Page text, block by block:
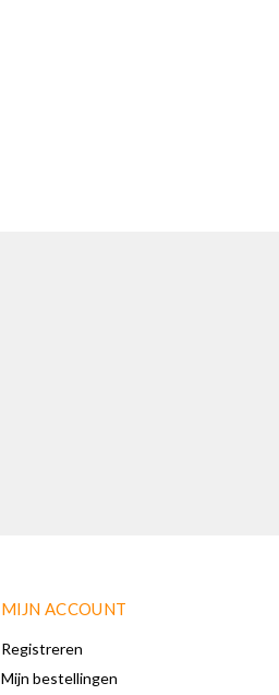
MIJN ACCOUNT
Registreren
Mijn bestellingen